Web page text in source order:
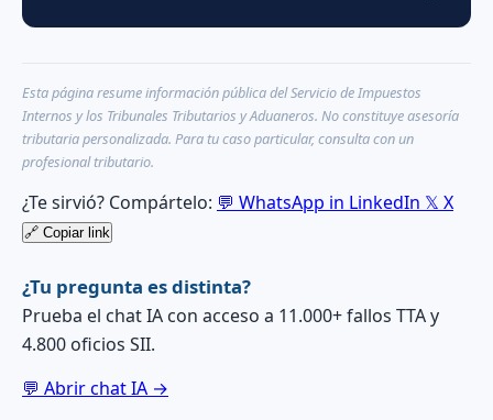
Esta página resume información pública del Servicio de Impuestos
Internos y los Tribunales Tributarios y Aduaneros. No constituye asesoría
tributaria personalizada. Para tu caso particular, consulta con un
profesional tributario.
¿Te sirvió? Compártelo: 💬 WhatsApp in LinkedIn 𝕏 X
🔗 Copiar link
¿Tu pregunta es distinta?
Prueba el chat IA con acceso a 11.000+ fallos TTA y
4.800 oficios SII.
💬 Abrir chat IA →